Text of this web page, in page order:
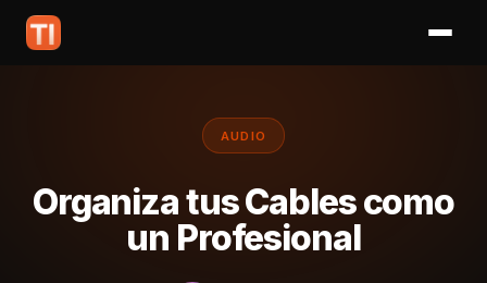
AUDIO
Organiza tus Cables como
un Profesional